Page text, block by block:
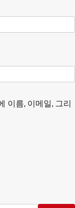
이름, 이메일, 그리